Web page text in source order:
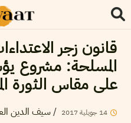
قانون زجر
المسلحة: مشروع
على مقاس الثورة
14 جويلية2017
/سيف الدين